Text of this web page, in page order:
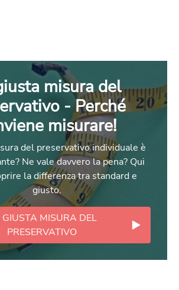
misura del
- Perché
misurare!
del preservativo individuale è
Ne vale davvero la pena? Qui
la differenza tra standard e
giusto.
MISURA DEL
PRESERVATIVO